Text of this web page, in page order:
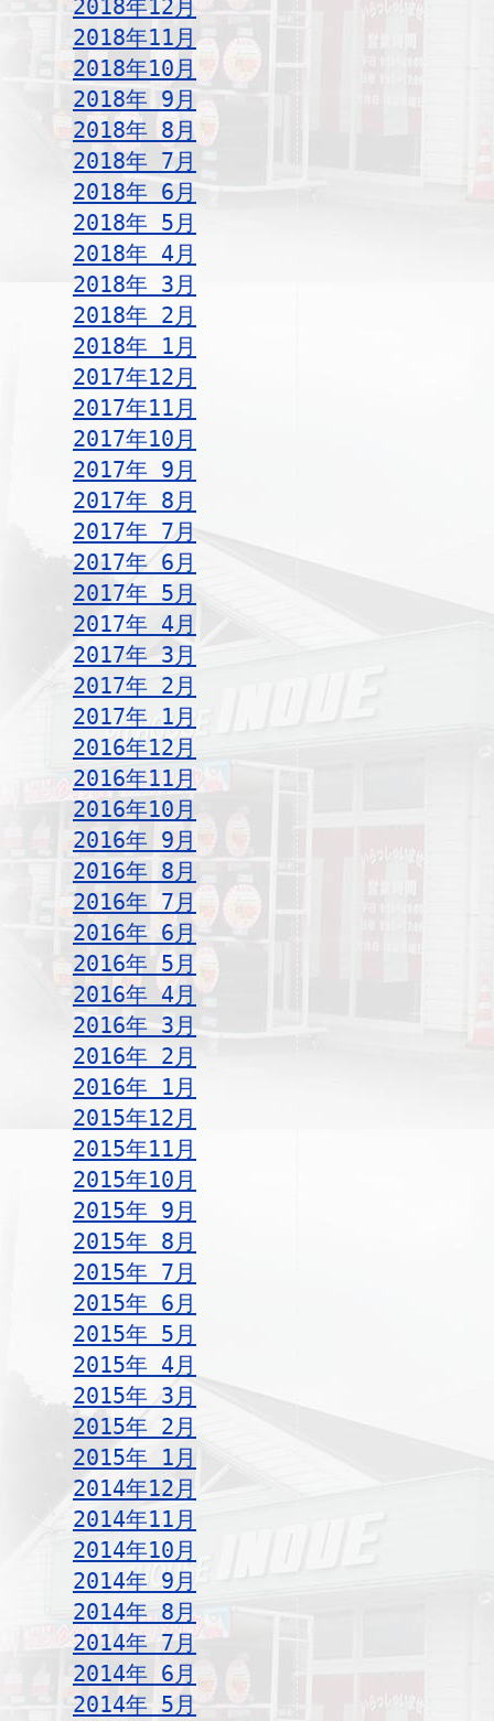
2018年12月
2018年11月
2018年10月
2018年 9月
2018年 8月
2018年 7月
2018年 6月
2018年 5月
2018年 4月
2018年 3月
2018年 2月
2018年 1月
2017年12月
2017年11月
2017年10月
2017年 9月
2017年 8月
2017年 7月
2017年 6月
2017年 5月
2017年 4月
2017年 3月
2017年 2月
2017年 1月
2016年12月
2016年11月
2016年10月
2016年 9月
2016年 8月
2016年 7月
2016年 6月
2016年 5月
2016年 4月
2016年 3月
2016年 2月
2016年 1月
2015年12月
2015年11月
2015年10月
2015年 9月
2015年 8月
2015年 7月
2015年 6月
2015年 5月
2015年 4月
2015年 3月
2015年 2月
2015年 1月
2014年12月
2014年11月
2014年10月
2014年 9月
2014年 8月
2014年 7月
2014年 6月
2014年 5月